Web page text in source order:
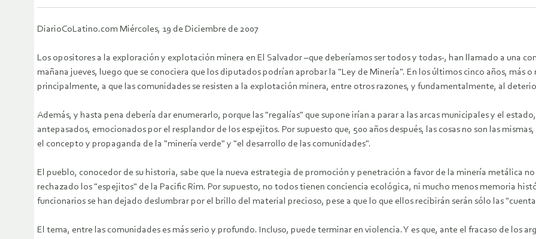
DiarioCoLatino.com Miércoles, 19 de Diciembre de 2007
Los opositores a la exploración y explotación minera en El Salvador –que deberíamos ser todos y todas-, han llamado a una
mañana jueves, luego que se conociera que los diputados podrían aprobar la "Ley de Minería". En los últimos cinco años, más
principalmente, a que las comunidades se resisten a la explotación minera, entre otros razones, y fundamentalmente, al
Además, y hasta pena debería dar enumerarlo, porque las "regalías" que supone irían a parar a las arcas municipales y el
antepasados, emocionados por el resplandor de los espejitos. Por supuesto que, 500 años después, las cosas no son las
el concepto y propaganda de la "minería verde" y "el desarrollo de las comunidades".
El pueblo, conocedor de su historia, sabe que la nueva estrategia de promoción y penetración a favor de la minería metálica
rechazado los "espejitos" de la Pacific Rim. Por supuesto, no todos tienen conciencia ecológica, ni mucho menos memoria
funcionarios se han dejado deslumbrar por el brillo del material precioso, pese a que lo que ellos recibirán serán sólo las
El tema, entre las comunidades es más serio y profundo. Incluso, puede terminar en violencia. Y es que, ante el fracaso de los